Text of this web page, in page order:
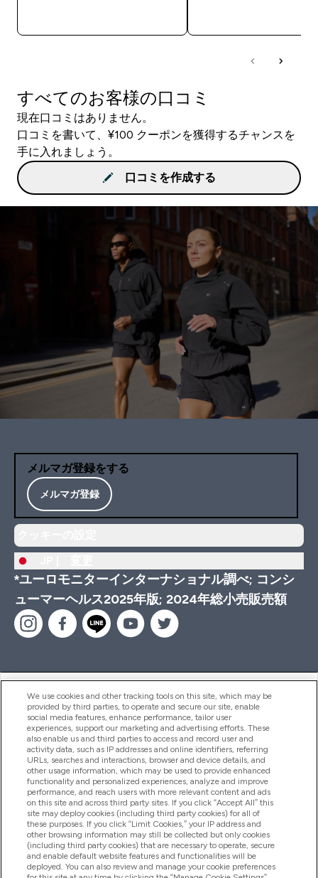
すべてのお客様の口コミ
現在口コミはありません。
口コミを書いて、¥100 クーポンを獲得するチャンスを
手に入れましょう。
口コミを作成する
メルマガ登録をする
メルマガ登録
*ユーロモニターインターナショナル調べ; コンシ
ューマーヘルス2025年版; 2024年総小売販売額
ヘルプ＆ガイド
商品について
会社概要
特典＆ポイント
We use cookies and other tracking tools on this site, which may be
provided by third parties, to operate and secure our site, enable
social media features, enhance performance, tailor user
experiences, support our marketing and advertising efforts. These
also enable us and third parties to access and record user and
activity data, such as IP addresses and online identifiers, referring
URLs, searches and interactions, browser and device details, and
other usage information, which may be used to provide enhanced
functionality and personalized experiences, analyze and improve
performance, and reach users with more relevant content and ads
on this site and across third party sites. If you click “Accept All” this
site may deploy cookies (including third party cookies) for all of
these purposes. If you click “Limit Cookies,” your IP address and
other browsing information may still be collected but only cookies
(including third party cookies) that are necessary to operate, secure
and enable default website features and functionalities will be
deployed. You can also review and manage your cookie preferences